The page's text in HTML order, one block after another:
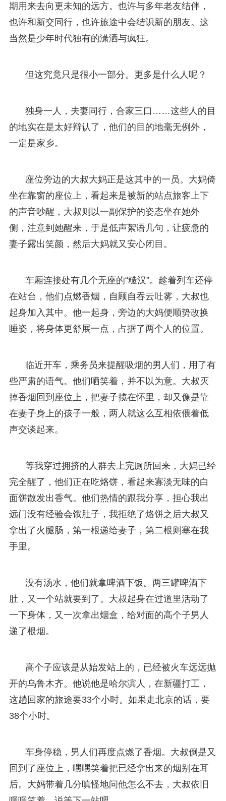
期用来去向更未知的远方。也许与多年老友结伴，
也许和新交同行，也许旅途中会结识新的朋友。这
当然是少年时代独有的潇洒与疯狂。
但这究竟只是很小一部分。更多是什么人呢？
独身一人，夫妻同行，合家三口……这些人的目
的地实在是太好辩认了，他们的目的地毫无例外，
一定是家乡。
座位旁边的大叔大妈正是这其中的一员。大妈倚
坐在靠窗的座位上，看起来是被新的站点旅客上下
的声音吵醒，大叔则以一副保护的姿态坐在她外
侧，注意到她醒来，于是低声絮语几句，让疲惫的
妻子露出笑颜，然后大妈就又安心闭目。
车厢连接处有几个无座的“糙汉”。趁着列车还停
在站台，他们点燃香烟，自顾自吞云吐雾，大叔也
起身加入其中。他一起身，旁边的大妈便顺势改换
睡姿，将身体更舒展一点，占据了两个人的位置。
临近开车，乘务员来提醒吸烟的男人们，用了有
些严肃的语气。他们哂笑着，并不以为意。大叔灭
掉香烟回到座位上，把妻子揽在怀里，却又像是靠
在妻子身上的孩子一般，两人就这么互相依偎着低
声交谈起来。
等我穿过拥挤的人群去上完厕所回来，大妈已经
完全醒了，他们正在吃烙饼，看起来寡淡无味的白
面饼散发出香气。他们热情的跟我分享，担心我出
远门没有经验会饿肚子，我拒绝了烙饼之后大叔又
拿出了火腿肠，第一根递给妻子，第二根则塞在我
手里。
没有汤水，他们就拿啤酒下饭。两三罐啤酒下
肚，又一个站就要到了。大叔起身在过道里活动了
一下身体，又一次拿出烟盒，给对面的高个子男人
递了根烟。
高个子应该是从始发站上的，已经被火车远远抛
开的乌鲁木齐。他说他是哈尔滨人，在新疆打工，
这趟回家的旅途要33个小时。如果走北京的话，要
38个小时。
车身停稳，男人们再度点燃了香烟。大叔倒是又
回到了座位上，嘿嘿笑着把已经拿出来的烟别在耳
后。大妈带着几分嗔怪地问他怎么不去，大叔依旧